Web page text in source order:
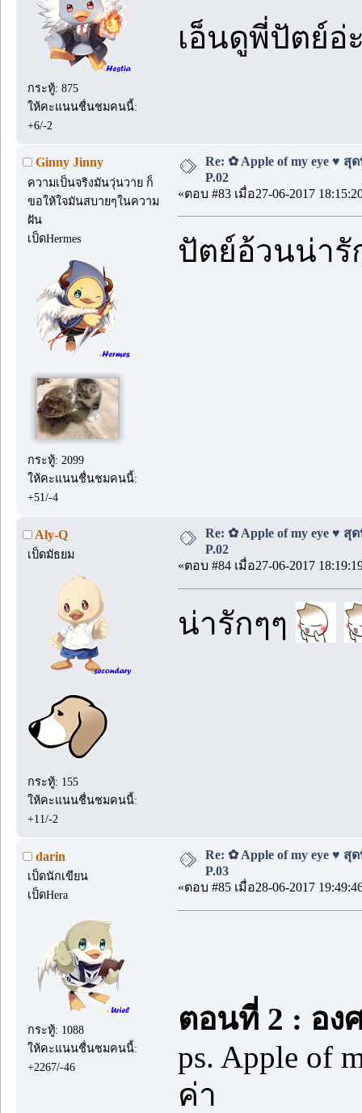
กระทู้: 875
ให้คะแนนชื่นชมคนนี้:
+6/-2
เอ็นดูพี่ปัตย์
Ginny Jinny
ความเป็นจริงมันวุ่นวาย ก็
ขอให้ใจมันสบายๆในความ
ฝัน
เป็ดHermes
กระทู้: 2099
ให้คะแนนชื่นชมคนนี้:
+51/-4
Re: ✿ Apple of my eye ♥
P.02
«ตอบ #83 เมื่อ27-06-2017
ปัตย์อ้วนน่า
Aly-Q
เป็ดมัธยม
กระทู้: 155
ให้คะแนนชื่นชมคนนี้:
+11/-2
Re: ✿ Apple of my eye ♥
P.02
«ตอบ #84 เมื่อ27-06-2017
น่ารักๆๆ
darin
เป็ดนักเขียน
เป็ดHera
กระทู้: 1088
ให้คะแนนชื่นชมคนนี้:
+2267/-46
Re: ✿ Apple of my eye ♥
P.03
«ตอบ #85 เมื่อ28-06-2017
ตอนที่ 2 : อง
ps. Apple of
ค่า